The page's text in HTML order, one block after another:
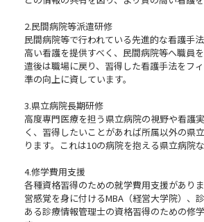
2.民間病院等派遣研修
民間病院等で行われている先進的な看護手
高い看護を提供すべく、民間病院等へ職員
遣後は職場に戻り、習得した看護手法をフ
準の向上に資しています。
3.県立病院長期研修
高度専門医療を担う県立病院の視野や看護
く、習得したいことがあれば所属以外の県
ります。これは10の病院を抱える県立病院
4.修学費用支援
各種資格習得のための就学費用支援があり
営感覚を身に付けるMBA（経営大学院）、
ある診療情報管理士の資格習得のための修